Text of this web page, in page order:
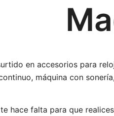
en accesorios para
máquina con
hace falta para que